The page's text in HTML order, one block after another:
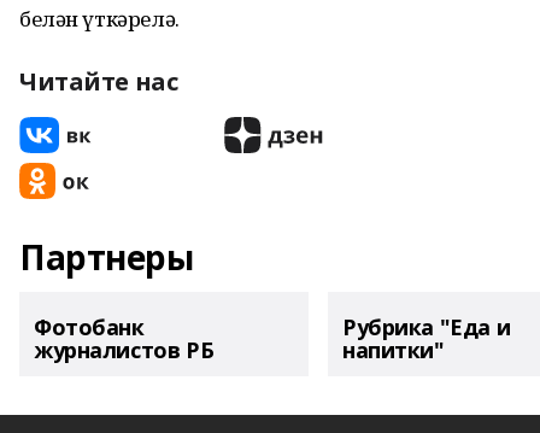
белән үткәрелә.
Читайте нас
Партнеры
Фотобанк
журналистов РБ
Рубрика "Еда и
напитки"